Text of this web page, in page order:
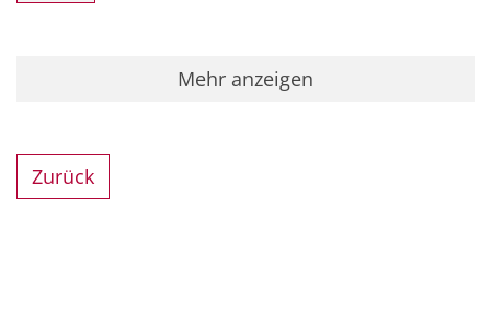
Mehr anzeigen
Zurück